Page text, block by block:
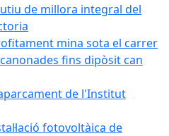
de millora integral del
mina sota el carrer
fins dipòsit can
de l'Institut
fotovoltàica de